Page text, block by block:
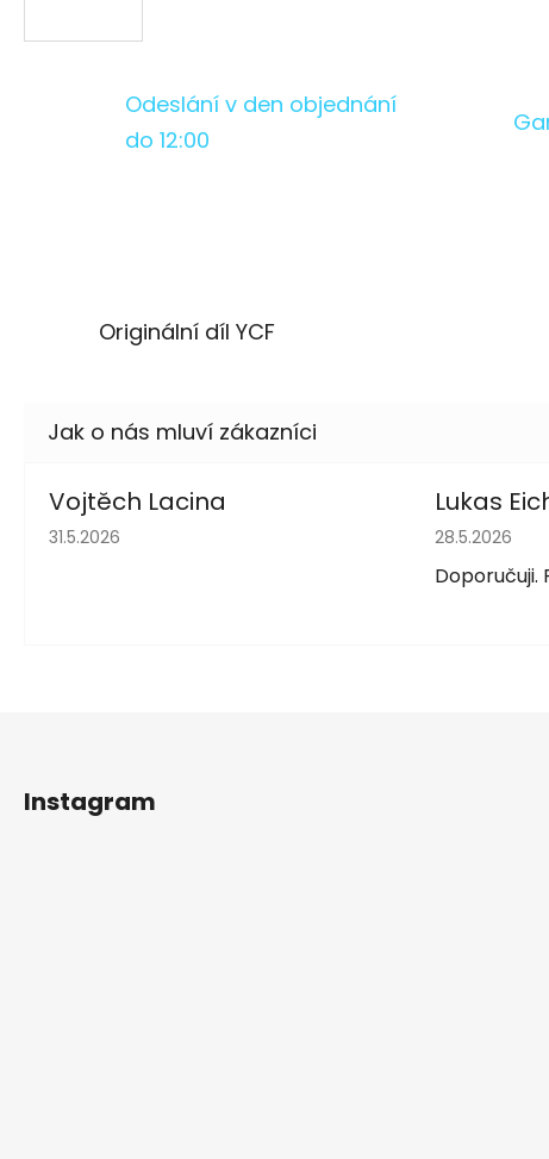
Odeslání v den objednání
do 12:00
Originální díl YCF
Vojtěch Lacina
Hodnocení obchodu je 5 z 5 hvězdiček.
31.5.2026
Lukas
Hodnocení
28.5.2026
Doporučuji.
Instagram